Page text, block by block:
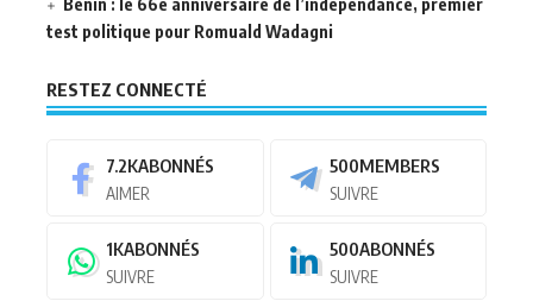
Bénin : le 66e anniversaire de l’indépendance, premier
test politique pour Romuald Wadagni
RESTEZ CONNECTÉ
7.2KABONNÉS
AIMER
500MEMBERS
SUIVRE
1KABONNÉS
SUIVRE
500ABONNÉS
SUIVRE